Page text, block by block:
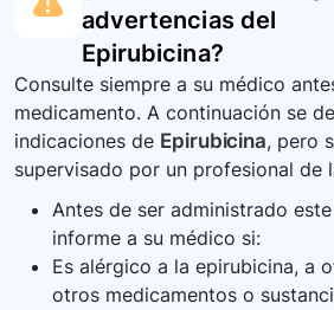
advertencias del
Epirubicina?
Consulte siempre a su médico
medicamento. A continuación se
indicaciones de Epirubicina, pero
supervisado por un profesional de
Antes de ser administrado
informe a su médico si:
Es alérgico a la epirubicina, a
otros medicamentos o